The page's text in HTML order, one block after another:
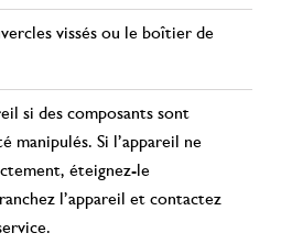
vissés ou le boîtier de
si des composants sont
manipulés. Si l’appareil ne
éteignez-le
l’appareil et contactez